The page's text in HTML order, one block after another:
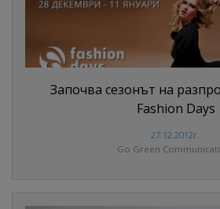
Започва сезонът на
Fashion Days
27.12.2012г.
Go Green